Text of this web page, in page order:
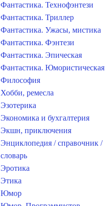
Фантастика. Технофэнтези
Фантастика. Триллер
Фантастика. Ужасы, мистика
Фантастика. Фэнтези
Фантастика. Эпическая
Фантастика. Юмористическая
Философия
Хобби, ремесла
Эзотерика
Экономика и бухгалтерия
Экшн, приключения
Энциклопедия / справочник /
словарь
Эротика
Этика
Юмор